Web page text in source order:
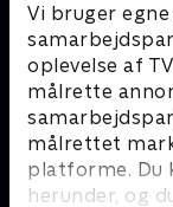
Vi bruger
oplevelse af
målrette
målrettet
platforme. Du
herunder, og